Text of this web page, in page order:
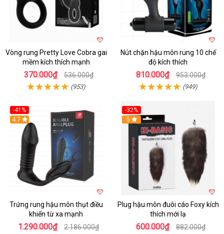
Vòng rung Pretty Love Cobra gai
mềm kích thích mạnh
370.000₫ 536.000₫
(953)
Nút chặn hậu môn rung 10 chế
độ kích thích
810.000₫ 953.000₫
(949)
-41%
Hot
4.7
Trứng rung hậu môn thụt điều
khiển từ xa mạnh
1.290.000₫ 2.186.000₫
-32%
Hot
5
Plug hậu môn đuôi cáo Foxy kích
thích mới lạ
600.000₫ 882.000₫